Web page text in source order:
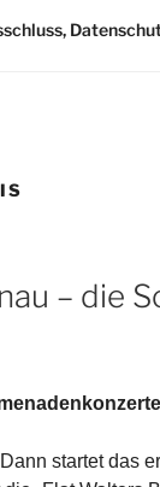
– die
startet das